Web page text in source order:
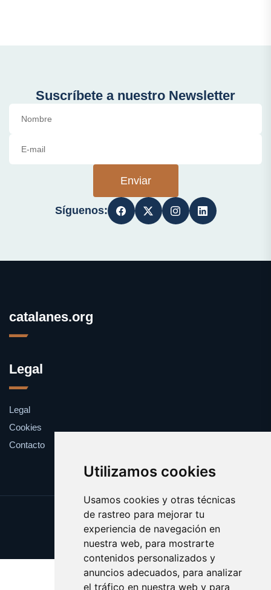
Utilizamos cookies
Usamos cookies y otras técnicas
de rastreo para mejorar tu
experiencia de navegación en
nuestra web, para mostrarte
contenidos personalizados y
anuncios adecuados, para analizar
el tráfico en nuestra web y para
Suscríbete a nuestro Newsletter
Enviar
Síguenos:
catalanes.org
Legal
Legal
Cookies
Contacto
Update cookies preferences
Copyright © 2025 catalanes.org